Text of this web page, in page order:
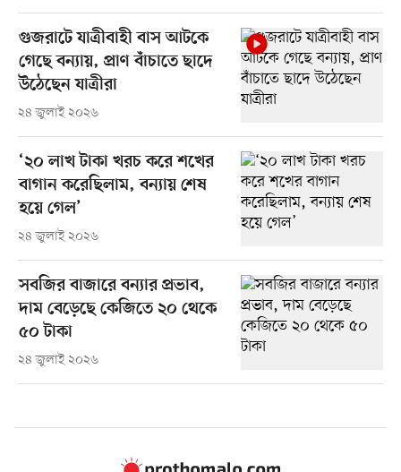
গুজরাটে যাত্রীবাহী বাস আটকে
গেছে বন্যায়, প্রাণ বাঁচাতে ছাদে
উঠেছেন যাত্রীরা
২৪ জুলাই ২০২৬
‘২০ লাখ টাকা খরচ করে শখের
বাগান করেছিলাম, বন্যায় শেষ
হয়ে গেল’
২৪ জুলাই ২০২৬
সবজির বাজারে বন্যার প্রভাব,
দাম বেড়েছে কেজিতে ২০ থেকে
৫০ টাকা
২৪ জুলাই ২০২৬